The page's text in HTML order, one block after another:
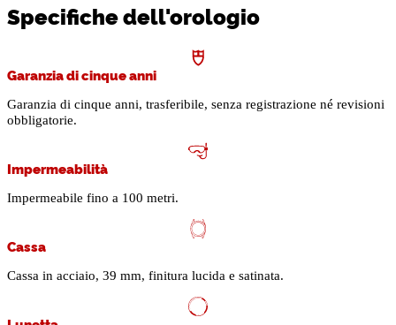
Specifiche dell'orologio
Garanzia di cinque anni
Garanzia di cinque anni, trasferibile, senza registrazione né revisioni
obbligatorie.
Impermeabilità
Impermeabile fino a 100 metri.
Cassa
Cassa in acciaio, 39 mm, finitura lucida e satinata.